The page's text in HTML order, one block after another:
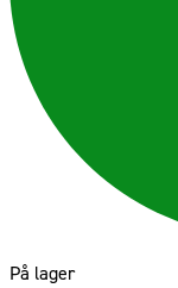
På lager